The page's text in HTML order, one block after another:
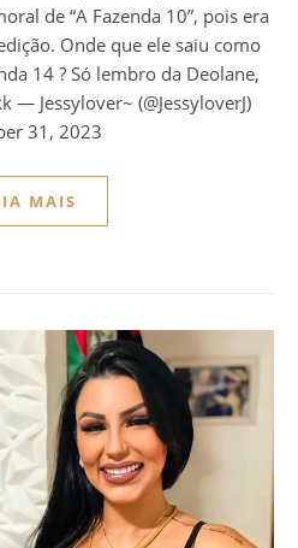
de “A Fazenda 10”, pois era
Onde que ele saiu como
14 ? Só lembro da Deolane,
— Jessylover~ (@JessyloverJ)
31, 2023
MAIS